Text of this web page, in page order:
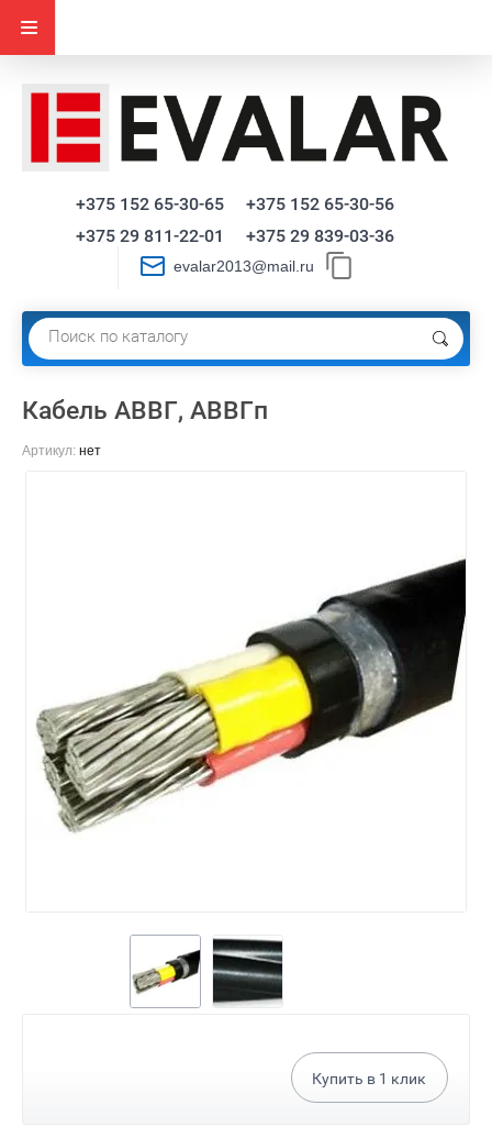
+375 152 65-30-65
+375 152 65-30-56
+375 29 811-22-01
+375 29 839-03-36
evalar2013@mail.ru
Кабель АВВГ, АВВГп
Артикул: нет
Купить в 1 клик